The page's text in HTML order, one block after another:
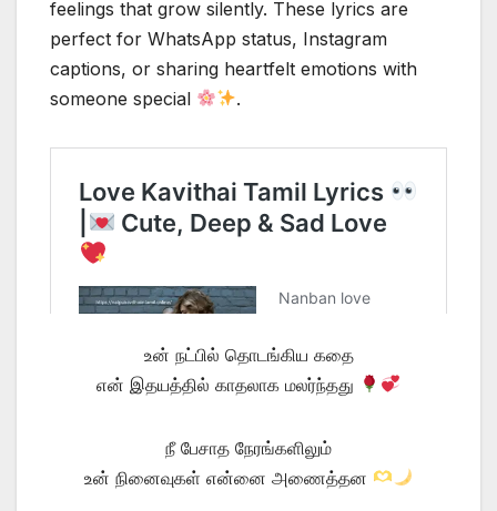
feelings that grow silently. These lyrics are
perfect for WhatsApp status, Instagram
captions, or sharing heartfelt emotions with
someone special
.
உன் நட்பில் தொடங்கிய கதை
என் இதயத்தில் காதலாக மலர்ந்தது
நீ பேசாத நேரங்களிலும்
உன் நினைவுகள் என்னை அணைத்தன